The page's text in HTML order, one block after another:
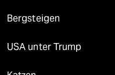
Bergsteigen
USA unter Trump